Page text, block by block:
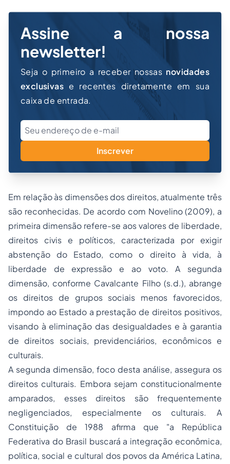
Assine a nossa
newsletter!
Seja o primeiro a receber nossas novidades
exclusivas e recentes diretamente em sua
caixa de entrada.
Inscrever
Em relação às dimensões dos direitos, atualmente três
são reconhecidas. De acordo com Novelino (2009), a
primeira dimensão refere-se aos valores de liberdade,
direitos civis e políticos, caracterizada por exigir
abstenção do Estado, como o direito à vida, à
liberdade de expressão e ao voto. A segunda
dimensão, conforme Cavalcante Filho (s.d.), abrange
os direitos de grupos sociais menos favorecidos,
impondo ao Estado a prestação de direitos positivos,
visando à eliminação das desigualdades e à garantia
de direitos sociais, previdenciários, econômicos e
culturais.
A segunda dimensão, foco desta análise, assegura os
direitos culturais. Embora sejam constitucionalmente
amparados, esses direitos são frequentemente
negligenciados, especialmente os culturais. A
Constituição de 1988 afirma que "a República
Federativa do Brasil buscará a integração econômica,
política, social e cultural dos povos da América Latina,